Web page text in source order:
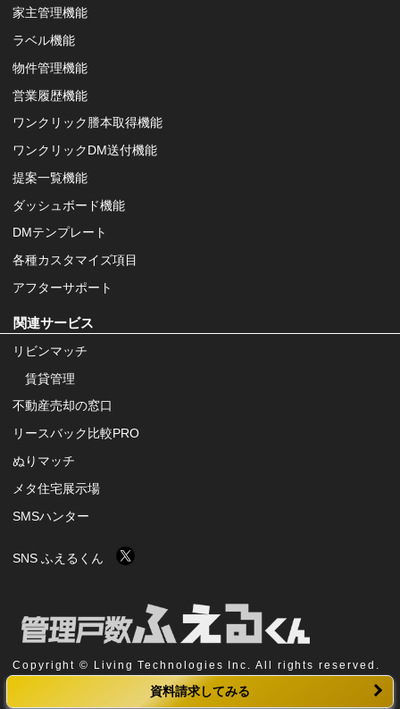
資料請求してみる
家主管理機能
ラベル機能
物件管理機能
営業履歴機能
ワンクリック謄本取得機能
ワンクリックDM送付機能
提案一覧機能
ダッシュボード機能
DMテンプレート
各種カスタマイズ項目
アフターサポート
関連サービス
リビンマッチ
賃貸管理
不動産売却の窓口
リースバック比較PRO
ぬりマッチ
メタ住宅展示場
SMSハンター
SNS ふえるくん
Copyright © Living Technologies Inc. All rights reserved.